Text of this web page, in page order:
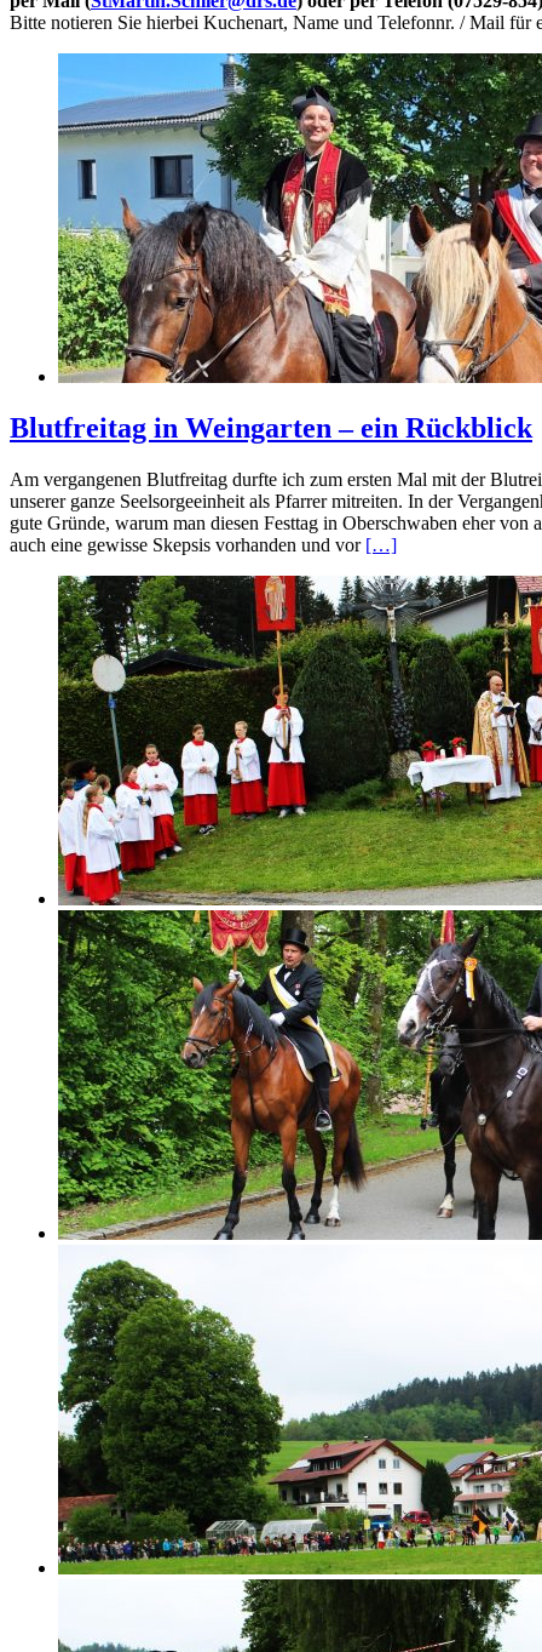
Bitte notieren Sie hierbei Kuchenart, Name und Telefonnr. / Mail für
Blutfreitag in Weingarten – ein Rückblick
Am vergangenen Blutfreitag durfte ich zum ersten Mal mit der
unserer ganze Seelsorgeeinheit als Pfarrer mitreiten. In der
gute Gründe, warum man diesen Festtag in Oberschwaben eher
auch eine gewisse Skepsis vorhanden und vor […]